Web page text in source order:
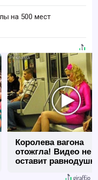
на 500 мест
Королева вагона
отожгла! Видео не
оставит